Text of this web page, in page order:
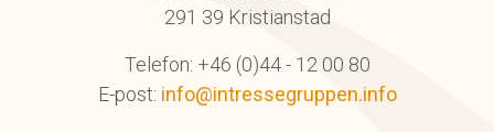
291 39 Kristianstad
Telefon: +46 (0)44 - 12 00 80
E-post: info@intressegruppen.info